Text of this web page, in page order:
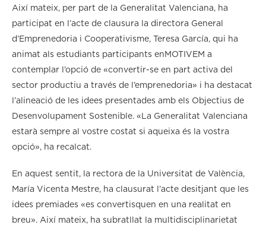
Així mateix, per part de la Generalitat Valenciana, ha
participat en l’acte de clausura la directora General
d’Emprenedoria i Cooperativisme, Teresa García, qui ha
animat als estudiants participants enMOTIVEM a
contemplar l’opció de «convertir-se en part activa del
sector productiu a través de l’emprenedoria» i ha destacat
l’alineació de les idees presentades amb els Objectius de
Desenvolupament Sostenible. «La Generalitat Valenciana
estarà sempre al vostre costat si aqueixa és la vostra
opció», ha recalcat.
En aquest sentit, la rectora de la Universitat de València,
María Vicenta Mestre, ha clausurat l’acte desitjant que les
idees premiades «es convertisquen en una realitat en
breu». Així mateix, ha subratllat la multidisciplinarietat